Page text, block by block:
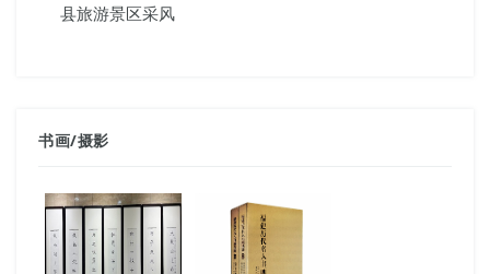
县旅游景区采风
书画/摄影